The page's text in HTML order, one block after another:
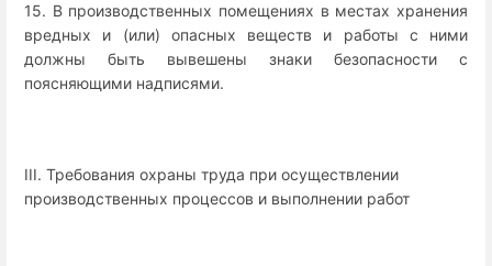
15. В производственных помещениях в местах хранения
вредных и (или) опасных веществ и работы с ними
должны быть вывешены знаки безопасности с
поясняющими надписями.
III. Требования охраны труда при осуществлении
производственных процессов и выполнении работ